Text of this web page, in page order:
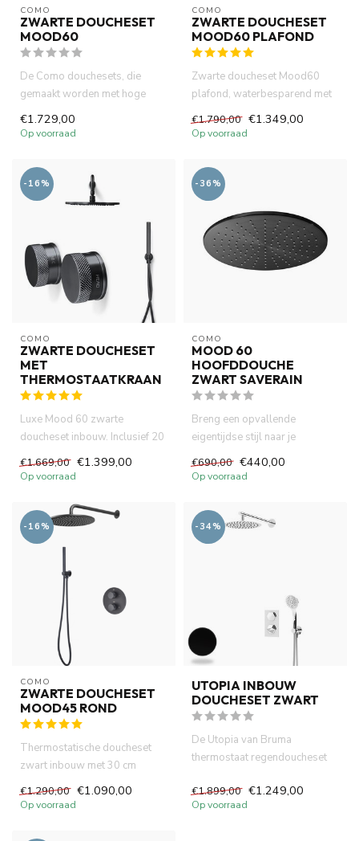
COMO
ZWARTE DOUCHESET
MOOD60
De Como douchesets, die
gemaakt worden met hoge
kwaliteit en aantrekkelijke
desi...
€1.729,00
Op voorraad
COMO
ZWARTE DOUCHESET
MOOD60 PLAFOND
Zwarte doucheset Mood60
plafond, waterbesparend met
inbouw box met 30cm
hoofddou...
€1.790,00 €1.349,00
Op voorraad
-16%
COMO
ZWARTE DOUCHESET
MET
THERMOSTAATKRAAN
Luxe Mood 60 zwarte
doucheset inbouw. Inclusief 20
cm regendouche, handdouche
en...
€1.669,00 €1.399,00
Op voorraad
-36%
COMO
MOOD 60
HOOFDDOUCHE
ZWART SAVERAIN
Breng een opvallende
eigentijdse stijl naar je
badkamer met de Mood 60
SaveRain ...
€690,00 €440,00
Op voorraad
-16%
COMO
ZWARTE DOUCHESET
MOOD45 ROND
Thermostatische doucheset
zwart inbouw met 30 cm
hoofdouche -handdouche -
complet...
€1.290,00 €1.090,00
Op voorraad
-34%
UTOPIA INBOUW
DOUCHESET ZWART
De Utopia van Bruma
thermostaat regendoucheset
mix...
€1.899,00 €1.249,00
Op voorraad